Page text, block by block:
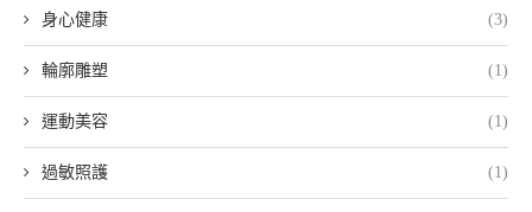
身心健康 (3)
輪廓雕塑 (1)
運動美容 (1)
過敏照護 (1)